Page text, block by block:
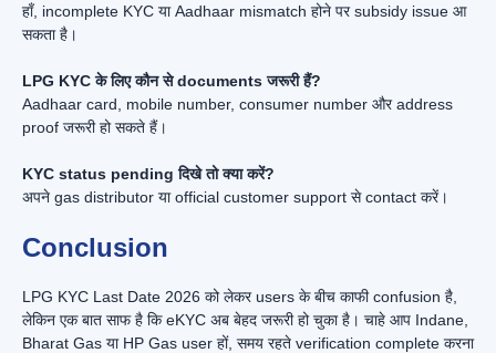
हाँ, incomplete KYC या Aadhaar mismatch होने पर subsidy issue आ
सकता है।
LPG KYC के लिए कौन से documents जरूरी हैं?
Aadhaar card, mobile number, consumer number और address
proof जरूरी हो सकते हैं।
KYC status pending दिखे तो क्या करें?
अपने gas distributor या official customer support से contact करें।
Conclusion
LPG KYC Last Date 2026 को लेकर users के बीच काफी confusion है,
लेकिन एक बात साफ है कि eKYC अब बेहद जरूरी हो चुका है। चाहे आप Indane,
Bharat Gas या HP Gas user हों, समय रहते verification complete करना